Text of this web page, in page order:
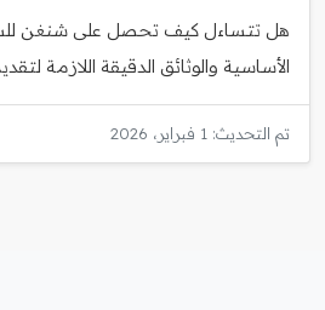
هل تتساءل كيف تحصل على شنغن
الأساسية والوثائق الدقيقة اللازمة
تم التحديث: 1 فبراير، 2026